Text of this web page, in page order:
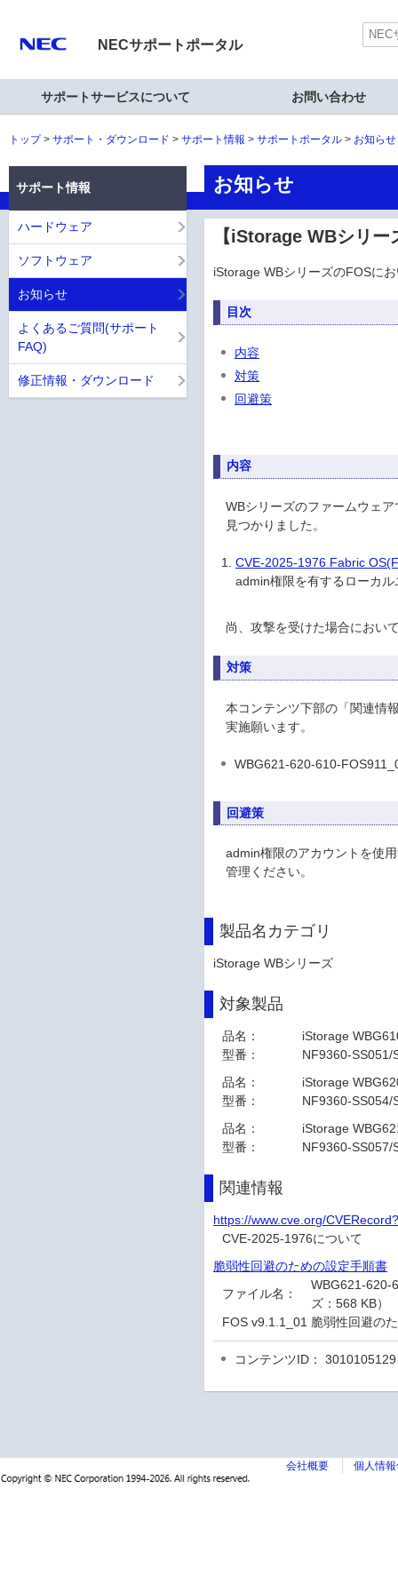
NECサポートポータル
サポートサービスについて お問い合わせ
トップ サポート・ダウンロード サポート情報 サポートポータル お知ら
お知らせ
【iStorage WBシリ
iStorage WBシリーズのFOSに
目次
内容
対策
回避策
内容
WBシリーズのファームウェア
見つかりました。
CVE-2025-1976 Fabric
admin権限を有するローカ
尚、攻撃を受けた場合におい
対策
本コンテンツ下部の「関連情
実施願います。
WBG621-620-610-
回避策
admin権限のアカウントを使
管理ください。
製品名カテゴリ
iStorage WBシリーズ
対象製品
品名：
iStorage
型番：
NF9360-SS051/
品名：
iStorage
型番：
NF9360-SS054/
品名：
iStorage
型番：
NF9360-SS057/
関連情報
https://www.cve.org/
CVE-2025-1976について
脆弱性回避のための設定手順書
ファイル名：
WBG621-620-
ズ：568 KB）
FOS v9.1.1_01 脆弱性回避の
コンテンツID： 3010105129
サポート情報
ハードウェア
ソフトウェア
お知らせ
よくあるご質問(サポート
FAQ)
修正情報・ダウンロード
会社概要 個人情